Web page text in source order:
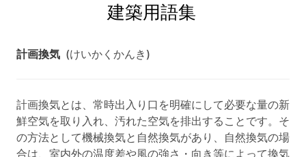
建築用語集
計画換気 (けいかくかんき)
計画換気とは、常時出入り口を明確にして必要な量の新
鮮空気を取り入れ、汚れた空気を排出することです。そ
の方法として機械換気と自然換気があり、自然換気の場
合は、室内外の温度差や風の強さ・向き等によって換気